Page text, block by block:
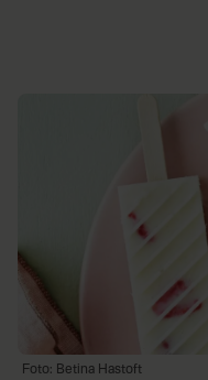
Foto: Betina Hastoft